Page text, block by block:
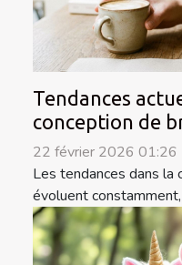
Tendances
conception de
22 février 2026 01:26
Les tendances dans la
évoluent